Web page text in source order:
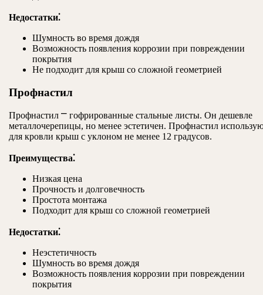
Недостатки⁚
Шумность во время дождя
Возможность появления коррозии при повреждении
покрытия
Не подходит для крыш со сложной геометрией
Профнастил
Профнастил ⎻ гофрированные стальные листы. Он дешевле
металлочерепицы, но менее эстетичен. Профнастил
для кровли крыш с уклоном не менее 12 градусов.
Преимущества⁚
Низкая цена
Прочность и долговечность
Простота монтажа
Подходит для крыш со сложной геометрией
Недостатки⁚
Неэстетичность
Шумность во время дождя
Возможность появления коррозии при повреждении
покрытия